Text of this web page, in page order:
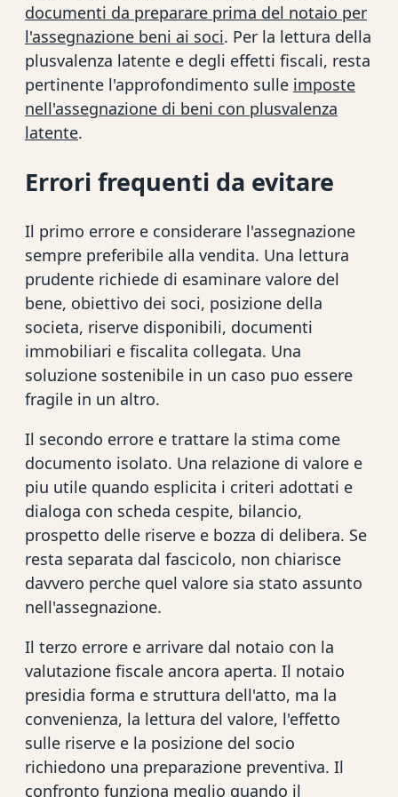
documenti da preparare prima del notaio per
l'assegnazione beni ai soci. Per la lettura della
plusvalenza latente e degli effetti fiscali, resta
pertinente l'approfondimento sulle imposte
nell'assegnazione di beni con plusvalenza
latente.
Errori frequenti da evitare
Il primo errore e considerare l'assegnazione
sempre preferibile alla vendita. Una lettura
prudente richiede di esaminare valore del
bene, obiettivo dei soci, posizione della
societa, riserve disponibili, documenti
immobiliari e fiscalita collegata. Una
soluzione sostenibile in un caso puo essere
fragile in un altro.
Il secondo errore e trattare la stima come
documento isolato. Una relazione di valore e
piu utile quando esplicita i criteri adottati e
dialoga con scheda cespite, bilancio,
prospetto delle riserve e bozza di delibera. Se
resta separata dal fascicolo, non chiarisce
davvero perche quel valore sia stato assunto
nell'assegnazione.
Il terzo errore e arrivare dal notaio con la
valutazione fiscale ancora aperta. Il notaio
presidia forma e struttura dell'atto, ma la
convenienza, la lettura del valore, l'effetto
sulle riserve e la posizione del socio
richiedono una preparazione preventiva. Il
confronto funziona meglio quando il